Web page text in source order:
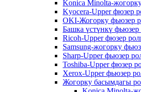
Konica Minolta-
Kyocera-Upper фюзер
OKI-Жогорку фьюзер
Башка үстүнкү фьюзер
Ricoh-Upper фюзер
Samsung-жогорку
Sharp-Upper фьюзер
Toshiba-Upper фюзер
Xerox-Upper фьюзер
Жогорку басымдагы